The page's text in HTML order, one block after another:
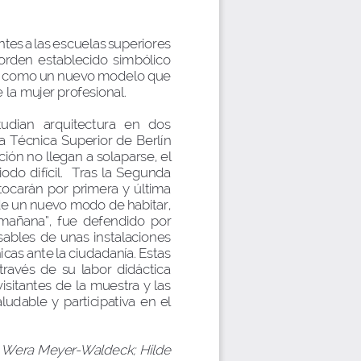
a las escuelas superiores
establecido  simbólico
un nuevo modelo que
mujer profesional.
arquitectura   en   dos
Técnica Superior de Berlín
no llegan a solaparse, el
difícil.  Tras la Segunda
por  primera  y  última
un nuevo modo de habitar,
fue  defendido  por
de  unas  instalaciones
ante la ciudadanía. Estas
de  su  labor  didáctica
de la muestra y las
y  participativa  en  el
Meyer-Waldeck; Hilde